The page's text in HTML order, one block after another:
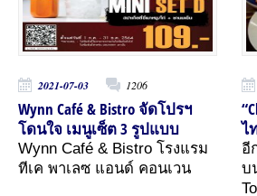
2021-07-03 1206
Wynn Café & Bistro จัดโปรฯ
โดนใจ เมนูเซ็ต 3 รูปแบบ
Wynn Café & Bistro โรงแรม
ทีเค พาเลซ แอนด์ คอนเวน
ไ
อี
บ